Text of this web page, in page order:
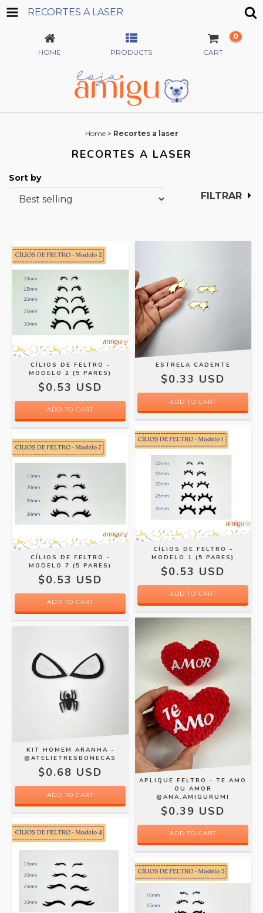
RECORTES A LASER
HOME PRODUCTS CART
0
Home > Recortes a laser
RECORTES A LASER
Sort by
FILTRAR
CÍLIOS DE FELTRO -
MODELO 2 (5 PARES)
$0.53 USD
ADD TO CART
ESTRELA CADENTE
$0.33 USD
CÍLIOS DE FELTRO -
MODELO 7 (5 PARES)
$0.53 USD
ADD TO CART
CÍLIOS DE FELTRO -
MODELO 1 (5 PARES)
$0.53 USD
ADD TO CART
KIT HOMEM ARANHA -
@ATELIETRESBONECAS
$0.68 USD
APLIQUE FELTRO - TE AMO
OU AMOR
@ANA.AMIGURUMI
$0.39 USD
ADD TO CART